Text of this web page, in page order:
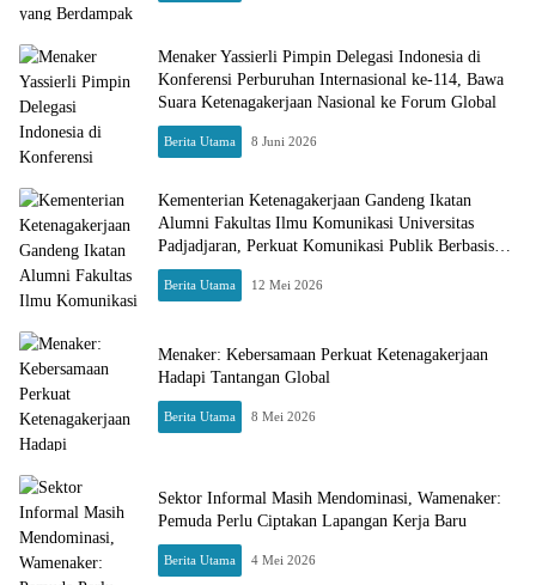
Menaker Yassierli Pimpin Delegasi Indonesia di
Konferensi Perburuhan Internasional ke-114, Bawa
Suara Ketenagakerjaan Nasional ke Forum Global
Berita Utama 8 Juni 2026
Kementerian Ketenagakerjaan Gandeng Ikatan
Alumni Fakultas Ilmu Komunikasi Universitas
Padjadjaran, Perkuat Komunikasi Publik Berbasis
Data dan Teknologi Digital
Berita Utama 12 Mei 2026
Menaker: Kebersamaan Perkuat Ketenagakerjaan
Hadapi Tantangan Global
Berita Utama 8 Mei 2026
Sektor Informal Masih Mendominasi, Wamenaker:
Pemuda Perlu Ciptakan Lapangan Kerja Baru
Berita Utama 4 Mei 2026